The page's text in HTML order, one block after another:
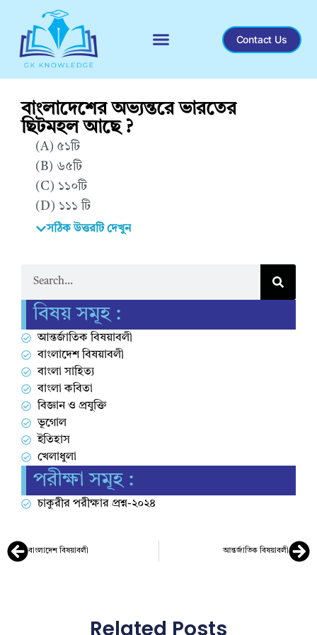
Contact Us
বাংলাদেশের অভ্যন্তরে ভারতের
ছিটমহল আছে ?
(A) ৫১টি
(B) ৬৫টি
(C) ১১০টি
(D) ১১১ টি
Correct Answer : D
সঠিক উত্তরটি দেখুন
বিষয় সমূহ :
আন্তর্জাতিক বিষয়াবলী
বাংলাদেশ বিষয়াবলী
বাংলা সাহিত্য
বাংলা কবিতা
বিজ্ঞান ও প্রযুক্তি
ভূগোল
ইতিহাস
খেলাধুলা
পরীক্ষা সমূহ :
চাকুরীর পরীক্ষার প্রশ্ন-২০২৪
বাংলাদেশ বিষয়াবলী আন্তর্জাতিক বিষয়াবলী
Related Posts